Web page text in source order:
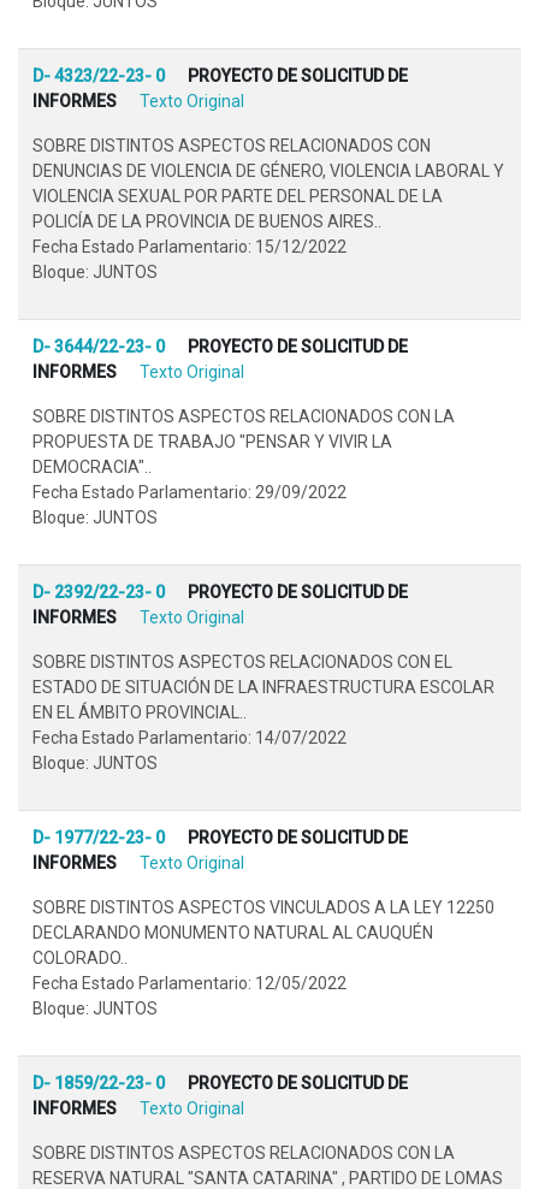
D- 4323/22-23- 0
PROYECTO DE SOLICITUD DE
INFORMES
Texto Original
SOBRE DISTINTOS ASPECTOS RELACIONADOS CON
DENUNCIAS DE VIOLENCIA DE GÉNERO, VIOLENCIA LABORAL Y
VIOLENCIA SEXUAL POR PARTE DEL PERSONAL DE LA
POLICÍA DE LA PROVINCIA DE BUENOS AIRES..
Fecha Estado Parlamentario: 15/12/2022
Bloque: JUNTOS
D- 3644/22-23- 0
PROYECTO DE SOLICITUD DE
INFORMES
Texto Original
SOBRE DISTINTOS ASPECTOS RELACIONADOS CON LA
PROPUESTA DE TRABAJO "PENSAR Y VIVIR LA
DEMOCRACIA"..
Fecha Estado Parlamentario: 29/09/2022
Bloque: JUNTOS
D- 2392/22-23- 0
PROYECTO DE SOLICITUD DE
INFORMES
Texto Original
SOBRE DISTINTOS ASPECTOS RELACIONADOS CON EL
ESTADO DE SITUACIÓN DE LA INFRAESTRUCTURA ESCOLAR
EN EL ÁMBITO PROVINCIAL..
Fecha Estado Parlamentario: 14/07/2022
Bloque: JUNTOS
D- 1977/22-23- 0
PROYECTO DE SOLICITUD DE
INFORMES
Texto Original
SOBRE DISTINTOS ASPECTOS VINCULADOS A LA LEY 12250
DECLARANDO MONUMENTO NATURAL AL CAUQUÉN
COLORADO..
Fecha Estado Parlamentario: 12/05/2022
Bloque: JUNTOS
D- 1859/22-23- 0
PROYECTO DE SOLICITUD DE
INFORMES
Texto Original
SOBRE DISTINTOS ASPECTOS RELACIONADOS CON LA
RESERVA NATURAL "SANTA CATARINA" , PARTIDO DE LOMAS